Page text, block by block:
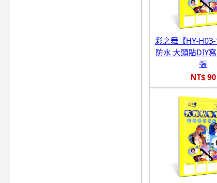
彩之舞【HY-
防水 大頭貼DIY
張
NT$ 90